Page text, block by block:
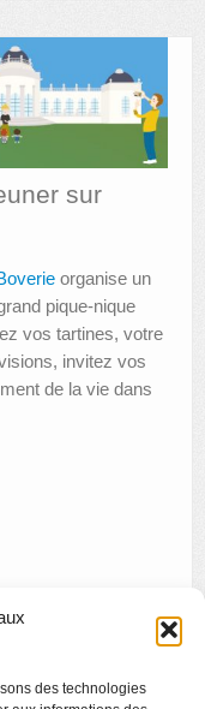
des technologies
sur
organise un
pique-nique
vos tartines, votre
invitez vos
de la vie dans
Visite Apéro post-it